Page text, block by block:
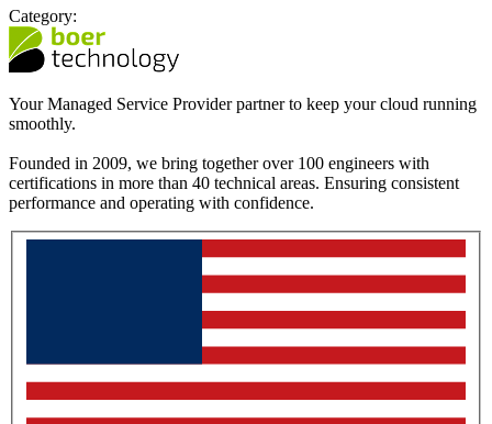
Category:
Your Managed Service Provider partner to keep your cloud running
smoothly.
Founded in 2009, we bring together over 100 engineers with
certifications in more than 40 technical areas. Ensuring consistent
performance and operating with confidence.